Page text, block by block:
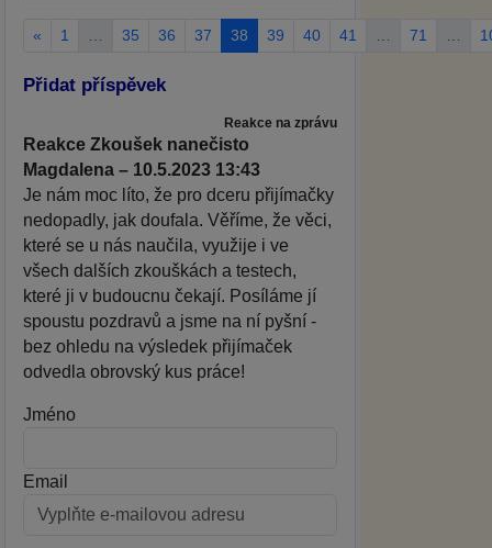
« 1 35 36 37 38 39 40 41 71
Přidat příspěvek
Reakce na zprávu
Reakce Zkoušek nanečisto
Magdalena – 10.5.2023 13:43
Je nám moc líto, že pro dceru přijímačky
nedopadly, jak doufala. Věříme, že věci,
které se u nás naučila, využije i ve
všech dalších zkouškách a testech,
které ji v budoucnu čekají. Posíláme jí
spoustu pozdravů a jsme na ní pyšní -
bez ohledu na výsledek přijímaček
odvedla obrovský kus práce!
Jméno
Email